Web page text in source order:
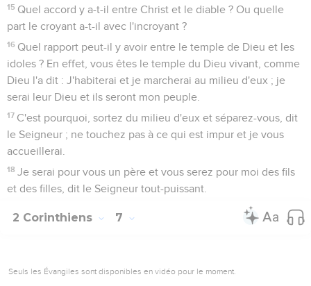
15 Quel accord y a-t-il entre Christ et le diable ? Ou quelle
part le croyant a-t-il avec l'incroyant ?
16 Quel rapport peut-il y avoir entre le temple de Dieu et les
idoles ? En effet, vous êtes le temple du Dieu vivant, comme
Dieu l'a dit : J'habiterai et je marcherai au milieu d'eux ; je
serai leur Dieu et ils seront mon peuple.
17 C'est pourquoi, sortez du milieu d'eux et séparez-vous, dit
le Seigneur ; ne touchez pas à ce qui est impur et je vous
accueillerai.
18 Je serai pour vous un père et vous serez pour moi des fils
et des filles, dit le Seigneur tout-puissant.
2 Corinthiens 7
Seuls les Évangiles sont disponibles en vidéo pour le moment.